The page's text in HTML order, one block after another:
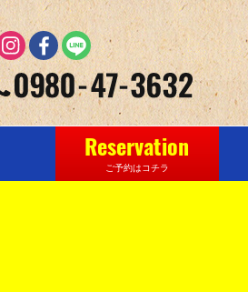
Reservation
ご予約はコチラ